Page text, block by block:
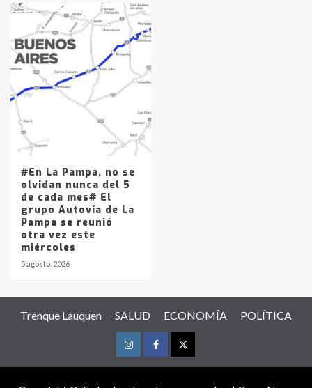
#En La Pampa, no se
olvidan nunca del 5
de cada mes# El
grupo Autovía de La
Pampa se reunió
otra vez este
miércoles
5 agosto, 2026
Trenque Lauquen SALUD ECONOMÍA POLÍTICA
InstagramFacebookTwitter